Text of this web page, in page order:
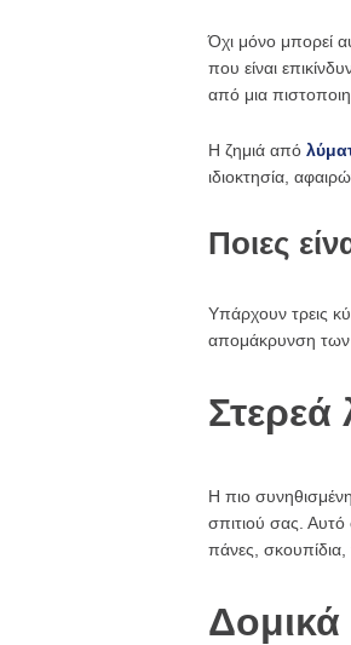
Όχι μόνο μπορεί
που είναι
από μια
Η ζημιά από
ιδιοκτησία,
Ποιες
Υπάρχουν τρεις
απομάκρυνση των
Στερεά
Η πιο
σπιτιού σας.
πάνες, σκουπίδια,
Δομικά